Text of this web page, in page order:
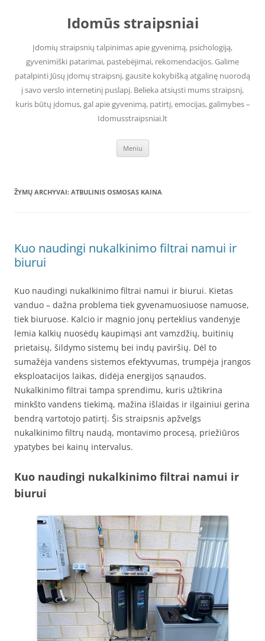
Idomūs straipsniai
Įdomių straipsnių talpinimas apie gyvenimą, psichologiją,
gyvenimiški patarimai, pastebėjimai, rekomendacijos. Galime
patalpinti Jūsų įdomų straipsnį, gausite kokybišką atgalinę nuorodą
į savo verslo internetinį puslapį. Belieka atsiųsti mums straipsnį,
kuris būtų įdomus, gal apie gyvenimą, patirtį, emocijas, galimybes –
Idomusstraipsniai.lt
Meniu
ŽYMŲ ARCHYVAI: ATBULINIS OSMOSAS KAINA
Kuo naudingi nukalkinimo filtrai namui ir
biurui
Kuo naudingi nukalkinimo filtrai namui ir biurui. Kietas
vanduo – dažna problema tiek gyvenamuosiuose namuose,
tiek biuruose. Kalcio ir magnio jonų perteklius vandenyje
lemia kalkių nuosėdų kaupimąsi ant vamzdžių, buitinių
prietaisų, šildymo sistemų bei indų paviršių. Dėl to
sumažėja vandens sistemos efektyvumas, trumpėja įrangos
eksploatacijos laikas, didėja energijos sąnaudos.
Nukalkinimo filtrai tampa sprendimu, kuris užtikrina
minkšto vandens tiekimą, mažina išlaidas ir ilgainiui gerina
bendrą vartotojo patirtį. Šis straipsnis apžvelgs
nukalkinimo filtrų naudą, montavimo procesą, priežiūros
ypatybes bei kainų intervalus.
Kuo naudingi nukalkinimo filtrai namui ir
biurui